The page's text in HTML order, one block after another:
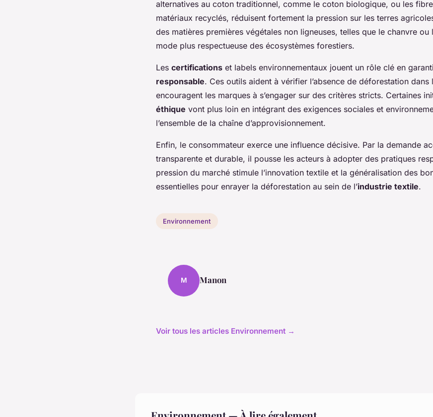
alternatives au coton traditionnel, comme le coton biologique, ou les
matériaux recyclés, réduisent fortement la pression sur les terres
des matières premières végétales non ligneuses, telles que le chanvre
mode plus respectueuse des écosystèmes forestiers.
Les certifications et labels environnementaux jouent un rôle clé en
responsable. Ces outils aident à vérifier l’absence de déforestation dans
encouragent les marques à s’engager sur des critères stricts. Certaines
éthique vont plus loin en intégrant des exigences sociales et
l’ensemble de la chaîne d’approvisionnement.
Enfin, le consommateur exerce une influence décisive. Par la demande
transparente et durable, il pousse les acteurs à adopter des pratiques
pression du marché stimule l’innovation textile et la généralisation des
essentielles pour enrayer la déforestation au sein de l’industrie textile.
Environnement
M Manon
Voir tous les articles Environnement →